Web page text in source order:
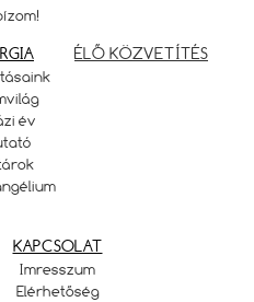
év
ÉLŐ KÖZVETÍTÉS
KAPCSOLAT
Imresszum
Elérhetőség